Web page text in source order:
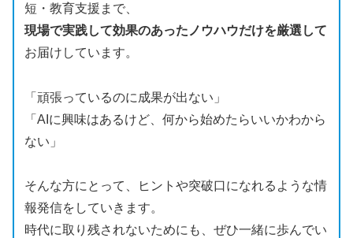
短・教育支援まで、
現場で実践して効果のあったノウハウだけを厳選して
お届けしています。
「頑張っているのに成果が出ない」
「AIに興味はあるけど、何から始めたらいいかわから
ない」
そんな方にとって、ヒントや突破口になれるような情
報発信をしていきます。
時代に取り残されないためにも、ぜひ一緒に歩んでい